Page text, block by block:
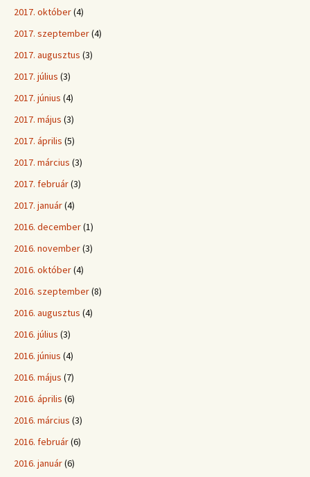
2017. október(4)
2017. szeptember(4)
2017. augusztus (3)
2017. július (3)
2017. június (4)
2017. május (3)
2017. április (5)
2017. március (3)
2017. február(3)
2017. január(4)
2016. december(1)
2016. november(3)
2016. október(4)
2016. szeptember(8)
2016. augusztus (4)
2016. július (3)
2016. június (4)
2016. május (7)
2016. április (6)
2016. március (3)
2016. február(6)
2016. január(6)